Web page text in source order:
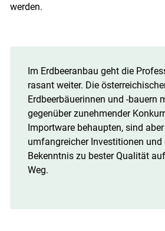
werden.
Im Erdbeeranbau geht die
rasant weiter. Die
Erdbeerbäuerinnen und -bauern
gegenüber zunehmender
Importware behaupten, sind
umfangreicher Investitionen und
Bekenntnis zu bester Qualität
Weg.